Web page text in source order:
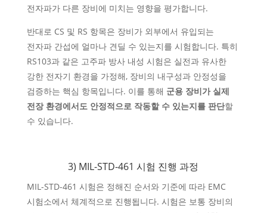
전자파가 다른 장비에 미치는 영향을 평가합니다.
반대로 CS 및 RS 항목은 장비가 외부에서 유입되는
전자파 간섭에 얼마나 견딜 수 있는지를 시험합니다. 특히
RS103과 같은 고주파 방사 내성 시험은 실전과 유사한
강한 전자기 환경을 가정해, 장비의 내구성과 안정성을
검증하는 핵심 항목입니다. 이를 통해 군용 장비가 실제
전장 환경에서도 안정적으로 작동할 수 있는지를 판단할
수 있습니다.
3) MIL-STD-461 시험 진행 과정
MIL-STD-461 시험은 정해진 순서와 기준에 따라 EMC
시험소에서 체계적으로 진행됩니다. 시험은 보통 장비의